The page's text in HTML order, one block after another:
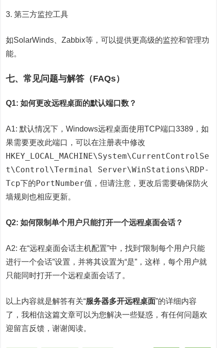
3. 第三方监控工具
如SolarWinds、Zabbix等，可以提供更高级的监控和管理功
能。
七、常见问题与解答（FAQs）
Q1: 如何更改远程桌面的默认端口数？
A1: 默认情况下，Windows远程桌面使用TCP端口3389，如
果需要更改此端口，可以在注册表中修改
HKEY_LOCAL_MACHINE\System\CurrentControlSe
t\Control\Terminal Server\WinStations\RDP-
Tcp下的PortNumber值，但请注意，更改后需要确保防火
墙规则也相应更新。
Q2: 如何限制单个用户只能打开一个远程桌面会话？
A2: 在“远程桌面会话主机配置”中，找到“限制每个用户只能
进行一个会话”设置，并将其设置为“是”，这样，每个用户就
只能同时打开一个远程桌面会话了。
以上内容就是解答有关“服务器多开远程桌面”的详细内容
了，我相信这篇文章可以为您解决一些疑惑，有任何问题欢
迎留言反馈，谢谢阅读。